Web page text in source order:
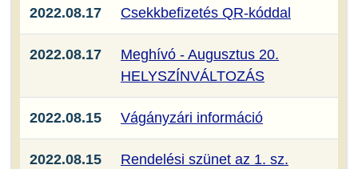
2022.08.17 Csekkbefizetés QR-kóddal
2022.08.17
Meghívó - Augusztus 20.
HELYSZÍNVÁLTOZÁS
2022.08.15 Vágányzári információ
2022.08.15
Rendelési szünet az 1. sz.